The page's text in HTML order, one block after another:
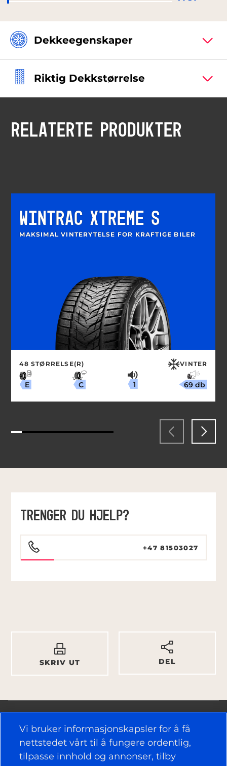
Dekkeegenskaper
Riktig Dekkstørrelse
RELATERTE PRODUKTER
WINTRAC XTREME S
MAKSIMAL VINTERYTELSE FOR KRAFTIGE BILER
48 STØRRELSE(R) VINTER
E C 1 69 db
TRENGER DU HJELP?
+47 81503027
SKRIV UT DEL
NYTTIGE KOBLINGER
Vi bruker informasjonskapsler for å få
nettstedet vårt til å fungere ordentlig,
tilpasse innhold og annonser, tilby